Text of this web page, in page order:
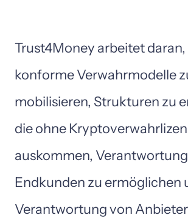
Trust4Money arbeitet daran,
konforme Verwahrmodelle
mobilisieren, Strukturen zu
die ohne
auskommen, Verantwortung
Endkunden zu ermöglichen
Verantwortung von